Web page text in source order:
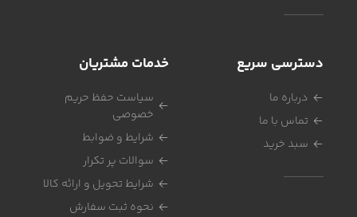
دسترسی سریع
درباره ما
تماس با ما
سبد خرید
خدمات مشتریان
سیاست حفظ حریم
خصوصی
شرایط و ضوابط
سوالات پر تکرار
شرایط تحویل و ارائه کالا
نحوه ثبت سفارش